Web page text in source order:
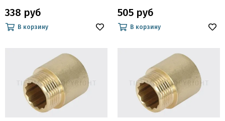
338 руб
В корзину
505 руб
В корзину